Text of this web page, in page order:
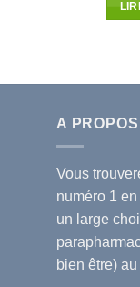
A PROPOS
Vous
numéro 1
un large
bien être)